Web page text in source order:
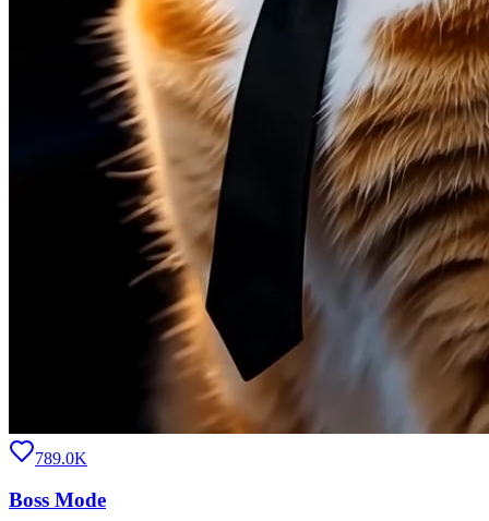
789.0K
Boss Mode